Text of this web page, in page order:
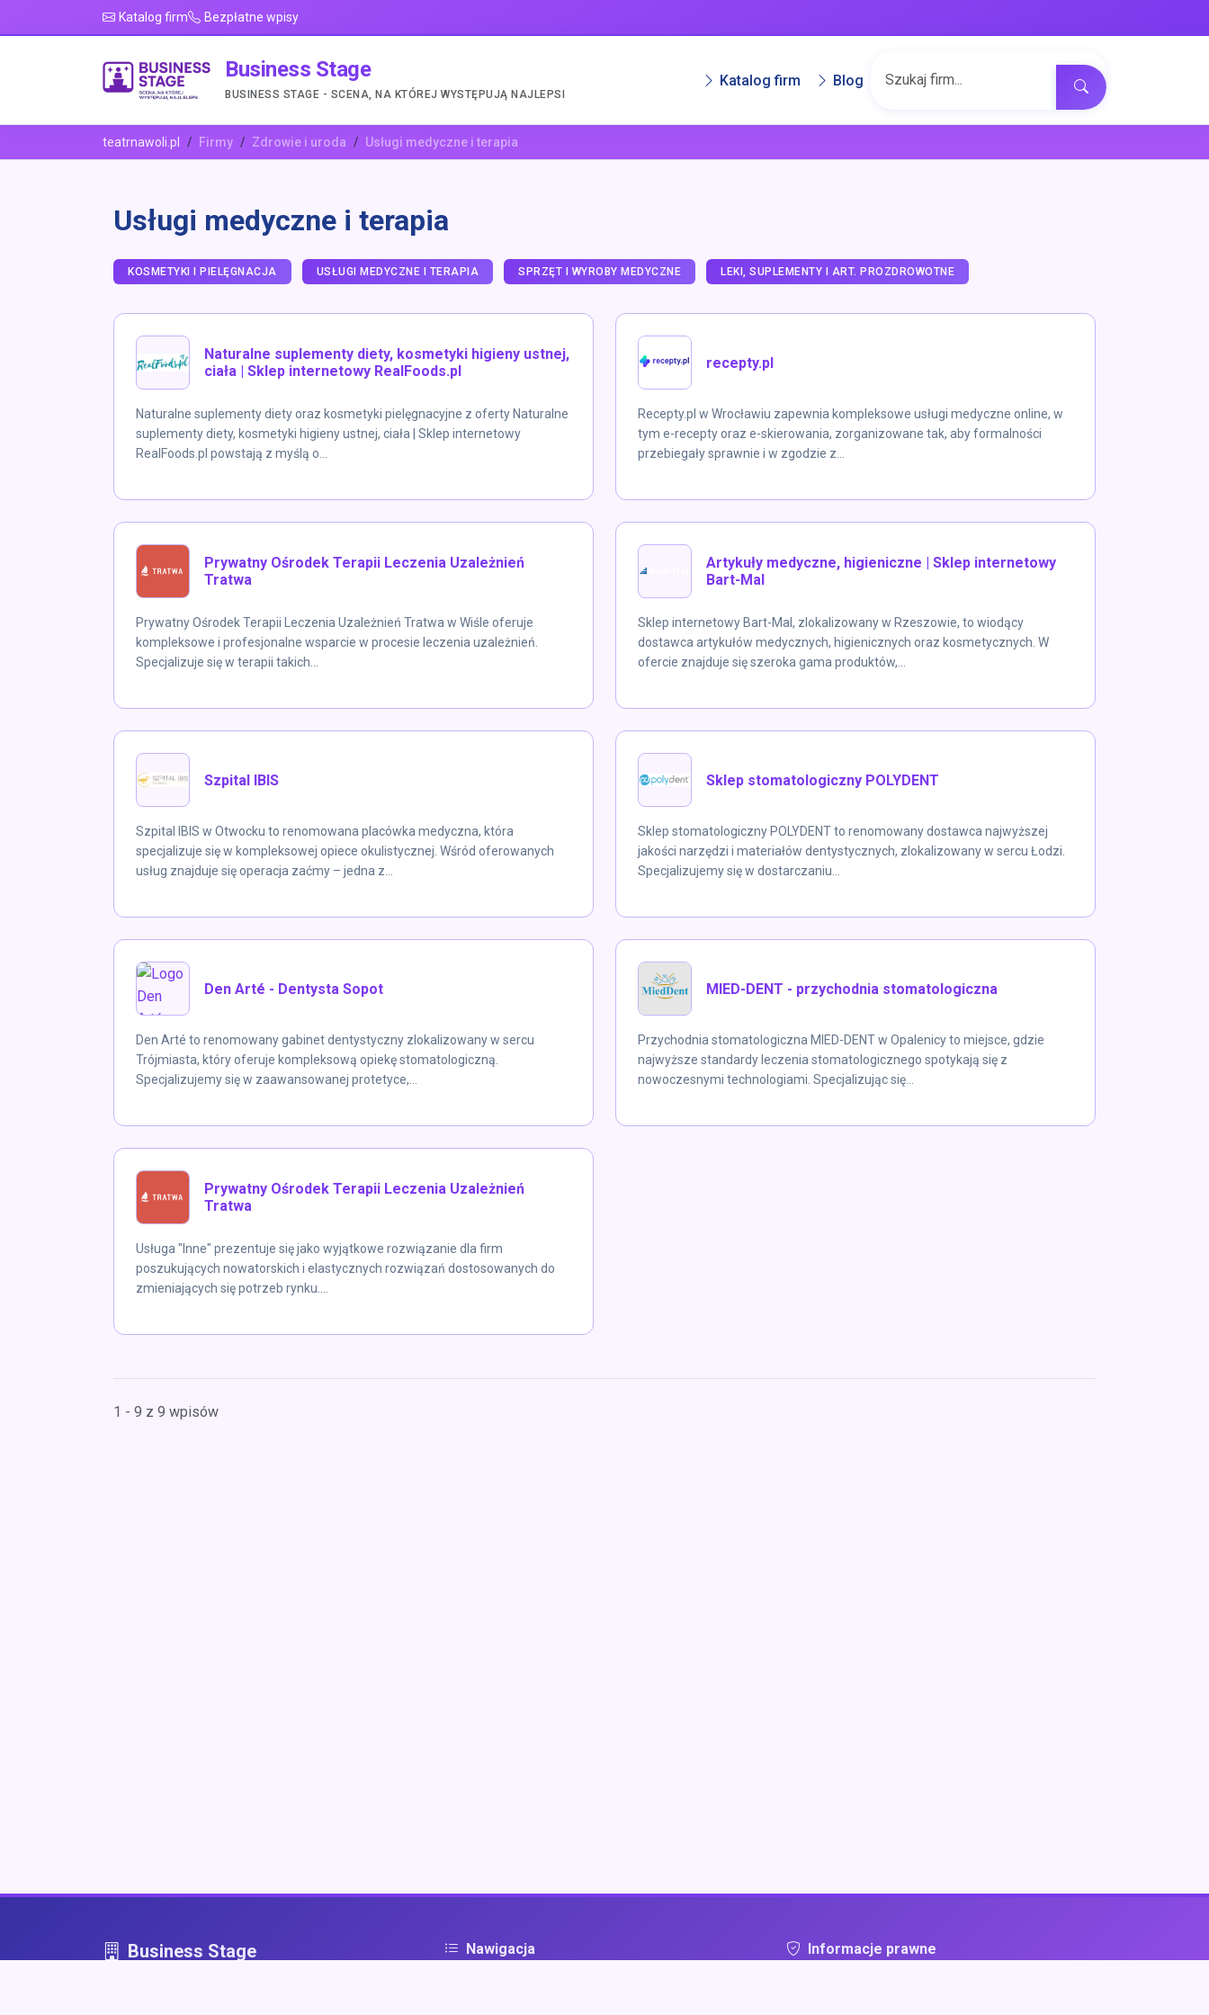
Katalog firm Bezpłatne wpisy
Business Stage
BUSINESS STAGE - SCENA, NA KTÓREJ WYSTĘPUJĄ NAJLEPSI
Katalog firm Blog
teatrnawoli.pl Firmy Zdrowie i uroda Usługi medyczne i terapia
Usługi medyczne i terapia
KOSMETYKI I PIELĘGNACJA USŁUGI MEDYCZNE I TERAPIA SPRZĘT I WYROBY MEDYCZNE LEKI, SUPLEMENTY I ART. PROZDROWOTNE
Naturalne suplementy diety, kosmetyki higieny ustnej,
ciała | Sklep internetowy RealFoods.pl
Naturalne suplementy diety oraz kosmetyki pielęgnacyjne z oferty Naturalne
suplementy diety, kosmetyki higieny ustnej, ciała | Sklep internetowy
RealFoods.pl powstają z myślą o...
recepty.pl
Recepty.pl w Wrocławiu zapewnia kompleksowe usługi medyczne online, w
tym e-recepty oraz e-skierowania, zorganizowane tak, aby formalności
przebiegały sprawnie i w zgodzie z...
Prywatny Ośrodek Terapii Leczenia Uzależnień
Tratwa
Prywatny Ośrodek Terapii Leczenia Uzależnień Tratwa w Wiśle oferuje
kompleksowe i profesjonalne wsparcie w procesie leczenia uzależnień.
Specjalizuje się w terapii takich...
Artykuły medyczne, higieniczne | Sklep internetowy
Bart-Mal
Sklep internetowy Bart-Mal, zlokalizowany w Rzeszowie, to wiodący
dostawca artykułów medycznych, higienicznych oraz kosmetycznych. W
ofercie znajduje się szeroka gama produktów,...
Szpital IBIS
Szpital IBIS w Otwocku to renomowana placówka medyczna, która
specjalizuje się w kompleksowej opiece okulistycznej. Wśród oferowanych
usług znajduje się operacja zaćmy – jedna z...
Sklep stomatologiczny POLYDENT
Sklep stomatologiczny POLYDENT to renomowany dostawca najwyższej
jakości narzędzi i materiałów dentystycznych, zlokalizowany w sercu Łodzi.
Specjalizujemy się w dostarczaniu...
Den Arté - Dentysta Sopot
Den Arté to renomowany gabinet dentystyczny zlokalizowany w sercu
Trójmiasta, który oferuje kompleksową opiekę stomatologiczną.
Specjalizujemy się w zaawansowanej protetyce,...
MIED-DENT - przychodnia stomatologiczna
Przychodnia stomatologiczna MIED-DENT w Opalenicy to miejsce, gdzie
najwyższe standardy leczenia stomatologicznego spotykają się z
nowoczesnymi technologiami. Specjalizując się...
Prywatny Ośrodek Terapii Leczenia Uzależnień
Tratwa
Usługa "Inne" prezentuje się jako wyjątkowe rozwiązanie dla firm
poszukujących nowatorskich i elastycznych rozwiązań dostosowanych do
zmieniających się potrzeb rynku....
1 - 9 z 9 wpisów
Business Stage Nawigacja Informacje prawne